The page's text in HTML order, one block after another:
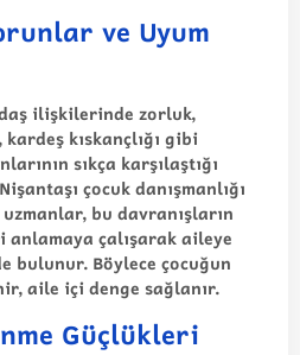
ve Uyum
ilişkilerinde zorluk,
kıskançlığı gibi
sıkça karşılaştığı
çocuk danışmanlığı
bu davranışların
çalışarak aileye
bulunur. Böylece çocuğun
aile içi denge sağlanır.
Güçlükleri